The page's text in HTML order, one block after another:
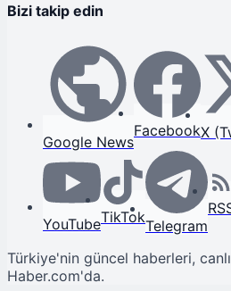
Bizi takip edin
Google News
FacebookX
YouTubeTikTokTelegram
Türkiye'nin güncel haberleri,
Haber.com'da.